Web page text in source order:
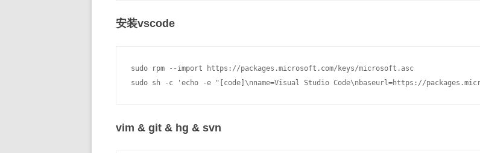
安装vscode
sudo rpm --import https://packages.microsoft.com/keys/microsoft.asc
vim & git & hg & svn